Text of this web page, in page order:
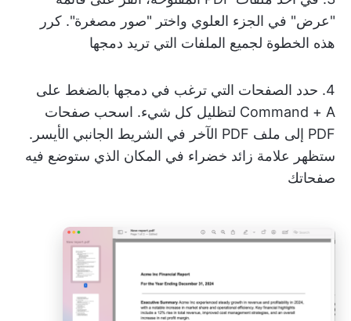
"عرض" في الجزء العلوي واختر "صور مصغرة". كرر
هذه الخطوة لجميع الملفات التي تريد دمجها
4. حدد الصفحات التي ترغب في دمجها بالضغط على
Command + A لتظليل كل شيء. اسحب صفحات
PDF إلى ملف PDF الآخر في الشريط الجانبي الأيسر.
ستظهر علامة زائد خضراء في المكان الذي ستوضع فيه
صفحاتك